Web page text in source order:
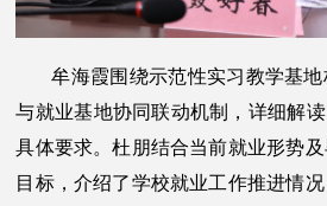
牟海霞围绕示范性实习教学基
与就业基地协同联动机制，详细解
具体要求。杜朋结合当前就业形势
目标，介绍了学校就业工作推进情